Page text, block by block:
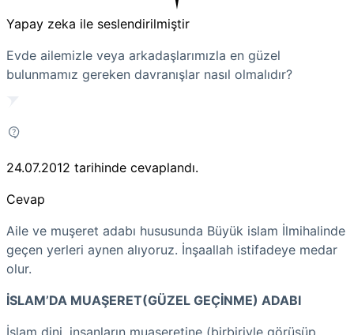
Yapay zeka ile seslendirilmiştir
Evde ailemizle veya arkadaşlarımızla en güzel
bulunmamız gereken davranışlar nasıl olmalıdır?
24.07.2012 tarihinde cevaplandı.
Cevap
Aile ve muşeret adabı hususunda Büyük islam İlmihalinde
geçen yerleri aynen alıyoruz. İnşaallah istifadeye medar
olur.
İSLAM’DA MUAŞERET(GÜZEL GEÇİNME) ADABI
İslam dini, insanların muaşeretine (birbiriyle görüşüp